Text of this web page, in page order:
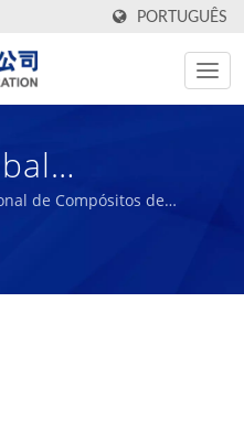
PORTUGUÊS
Branch
de Compósitos de